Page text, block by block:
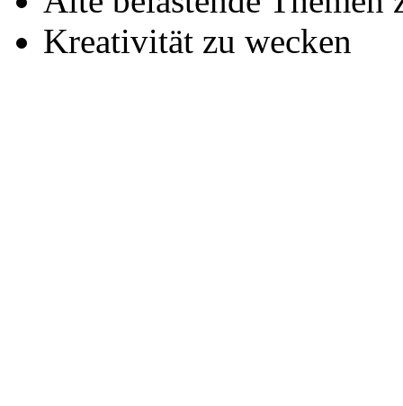
Kreativität zu wecken